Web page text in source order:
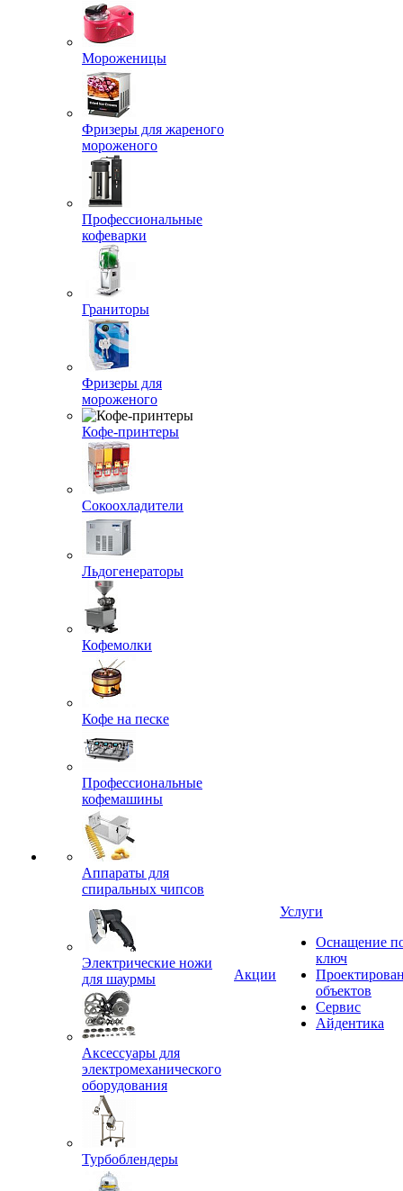
Мороженицы
Фризеры для жареного
мороженого
Профессиональные
кофеварки
Граниторы
Фризеры для
мороженого
Кофе-принтеры
Сокоохладители
Льдогенераторы
Кофемолки
Кофе на песке
Профессиональные
кофемашины
Аппараты для
спиральных чипсов
Электрические ножи
для шаурмы
Аксессуары для
электромеханического
оборудования
Турбоблендеры
Акции
Услуги
Оснащение
ключ
объектов
Сервис
Айдентика